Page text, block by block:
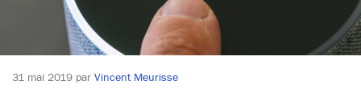
31 mai 2019 par Vincent Meurisse